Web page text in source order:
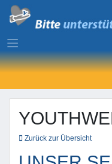
Zurück zur Übersicht